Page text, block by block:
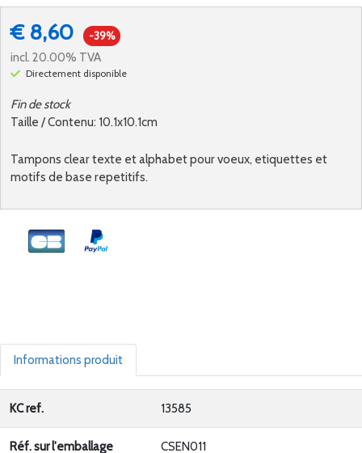
Taille / Contenu: 10.1x10.1cm
Fin de stock
€ 8,60 -39%
incl. 20.00% TVA
Directement disponible
Tampons clear texte et alphabet pour voeux, etiquettes et
motifs de base repetitifs.
Informations produit
KC ref. 13585
Réf. sur l'emballage CSEN011